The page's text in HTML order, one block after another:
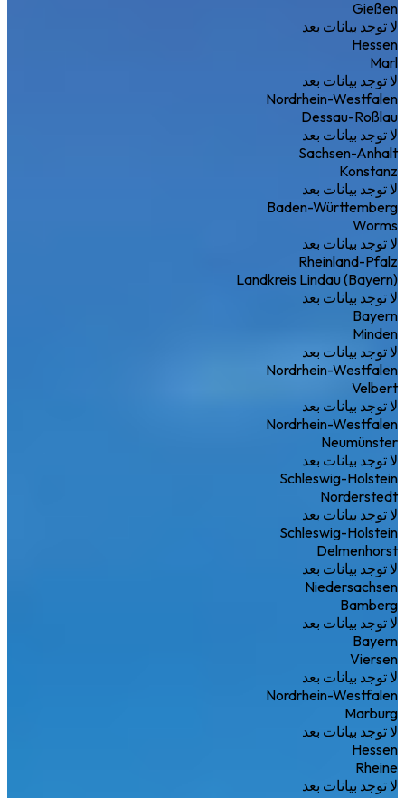
Gießen
لا توجد بيانات بعد
Hessen
Marl
لا توجد بيانات بعد
Nordrhein-Westfalen
Dessau-Roßlau
لا توجد بيانات بعد
Sachsen-Anhalt
Konstanz
لا توجد بيانات بعد
Baden-Württemberg
Worms
لا توجد بيانات بعد
Rheinland-Pfalz
Landkreis Lindau (Bayern)
لا توجد بيانات بعد
Bayern
Minden
لا توجد بيانات بعد
Nordrhein-Westfalen
Velbert
لا توجد بيانات بعد
Nordrhein-Westfalen
Neumünster
لا توجد بيانات بعد
Schleswig-Holstein
Norderstedt
لا توجد بيانات بعد
Schleswig-Holstein
Delmenhorst
لا توجد بيانات بعد
Niedersachsen
Bamberg
لا توجد بيانات بعد
Bayern
Viersen
لا توجد بيانات بعد
Nordrhein-Westfalen
Marburg
لا توجد بيانات بعد
Hessen
Rheine
لا توجد بيانات بعد